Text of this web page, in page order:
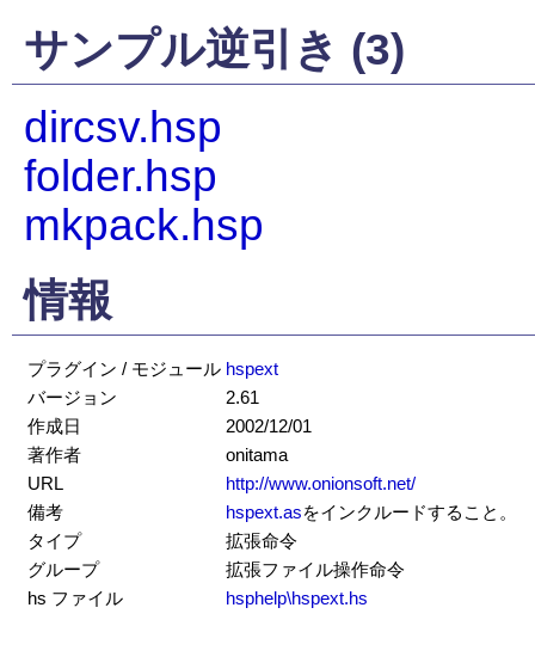
サンプル逆引き (3)
dircsv.hsp
folder.hsp
mkpack.hsp
情報
プラグイン / モジュール hspext
バージョン
2.61
作成日
2002/12/01
著作者
onitama
URL
http://www.onionsoft.net/
備考
hspext.asをインクルードすること。
タイプ
拡張命令
グループ
拡張ファイル操作命令
hs ファイル
hsphelp\hspext.hs